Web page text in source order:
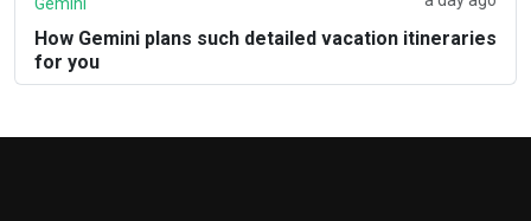
How Gemini plans such detailed vacation itineraries
for you